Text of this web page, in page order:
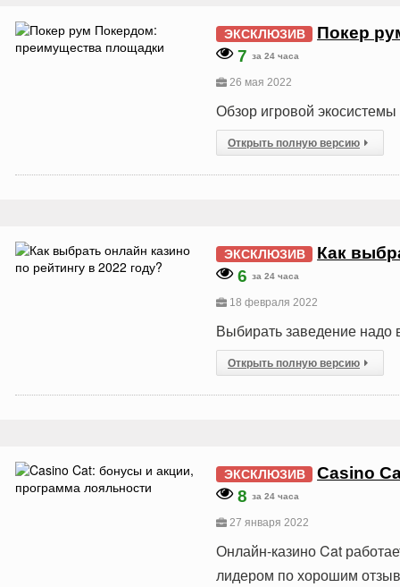
ЭКСКЛЮЗИВ
Покер
7 за 24 часа
26 мая 2022
Обзор игровой
Открыть полную версию
ЭКСКЛЮЗИВ
Как
6 за 24 часа
18 февраля 2022
Выбирать заведение надо
Открыть полную версию
ЭКСКЛЮЗИВ
Casino
8 за 24 часа
27 января 2022
Онлайн-казино Cat
лидером по хорошим